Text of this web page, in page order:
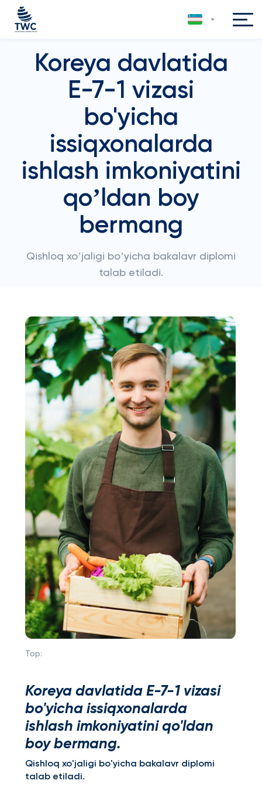
Koreya davlatida
E-7-1 vizasi
bo'yicha
issiqxonalarda
ishlash imkoniyatini
qoʼldan boy
bermang
Qishloq xoʼjaligi boʼyicha bakalavr diplomi
talab etiladi.
Top:
Koreya davlatida E-7-1 vizasi
bo'yicha issiqxonalarda
ishlash imkoniyatini qo'ldan
boy bermang.
Qishloq xo'jaligi bo'yicha bakalavr diplomi
talab etiladi.